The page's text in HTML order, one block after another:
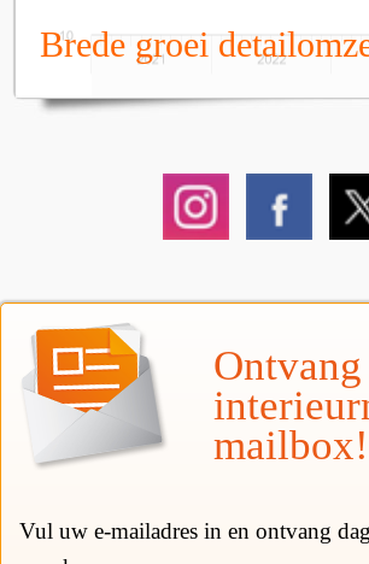
Brede groei
mailbox!
Vul uw e-mailadres in en ontvang